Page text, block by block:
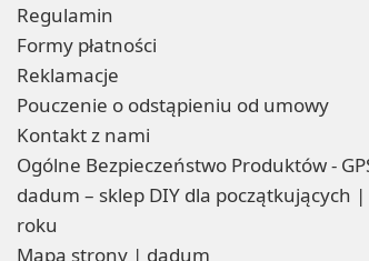
Regulamin
Formy płatności
Reklamacje
Pouczenie o odstąpieniu od umowy
Kontakt z nami
Ogólne Bezpieczeństwo Produktów -
dadum – sklep DIY dla początkujących
roku
Mapa strony | dadum